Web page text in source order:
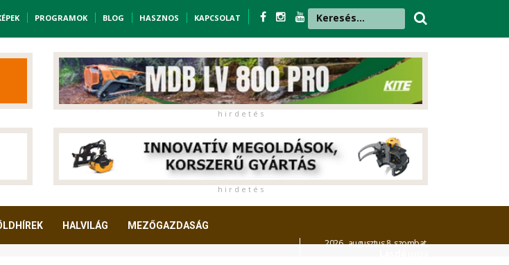
PROGRAMOK BLOG HASZNOS KAPCSOLAT
h i r d e t é s
h i r d e t é s
HALVILÁG MEZŐGAZDASÁG
2026. augusztus 8. szombat,